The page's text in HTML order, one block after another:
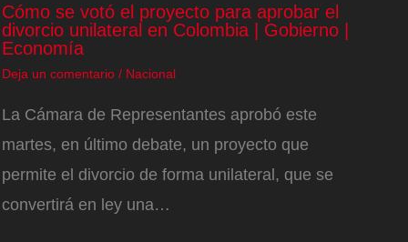
Cómo se votó el proyecto para aprobar el
divorcio unilateral en Colombia | Gobierno |
Economía
Deja un comentario / Nacional
La Cámara de Representantes aprobó este
martes, en último debate, un proyecto que
permite el divorcio de forma unilateral, que se
convertirá en ley una…